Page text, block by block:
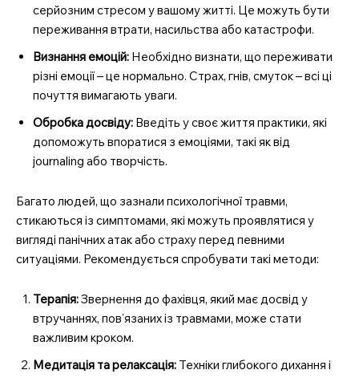
SUBSCRIBE NOW
Про нас
Контакти
Підписка
Мій акаунт
Медичні книги
серйозним стресом у вашому житті. Це можуть бути
переживання втрати, насильства або катастрофи.
Визнання емоцій: Необхідно визнати, що переживати
різні емоції – це нормально. Страх, гнів, смуток – всі ці
почуття вимагають уваги.
Обробка досвіду: Введіть у своє життя практики, які
допоможуть впоратися з емоціями, такі як від
journaling або творчість.
Багато людей, що зазнали психологічної травми,
стикаються із симптомами, які можуть проявлятися у
вигляді панічних атак або страху перед певними
ситуаціями. Рекомендується спробувати такі методи:
Терапія:Звернення до фахівця, який має досвід у
втручаннях, пов’язаних із травмами, може стати
важливим кроком.
Медитація та релаксація: Техніки глибокого дихання і